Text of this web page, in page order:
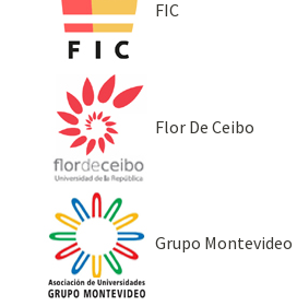
FIC
Flor De Ceibo
Grupo Montevideo